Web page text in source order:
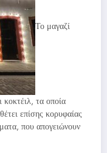
Το μαγαζί
τα οποία
επίσης κορυφαίας
που απογειώνουν